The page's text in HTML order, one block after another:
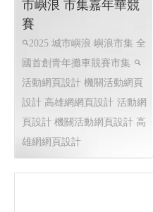
浪市集 全國首創青年
攤車競賽市集 2025 城
市嶼浪 市集嘉年華競
賽
2025 城市嶼浪 嶼浪市集 全
國首創青年攤車競賽市集
活動網頁設計 機關活動網頁
設計 高雄網網頁設計